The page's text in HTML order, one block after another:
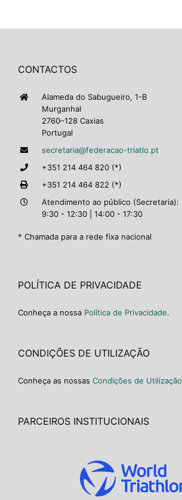
CONTACTOS
Alameda do Sabugueiro, 1-B
Murganhal
2760–128 Caxias
Portugal
secretaria@federacao-triatlo.pt
+351 214 464 820 (*)
+351 214 464 822 (*)
Atendimento ao público (Secretaria):
9:30 - 12:30 | 14:00 - 17:30
* Chamada para a rede fixa nacional
POLÍTICA DE PRIVACIDADE
Conheça a nossa Política de Privacidade.
CONDIÇÕES DE UTILIZAÇÃO
Conheça as nossas Condições de Utilização
PARCEIROS INSTITUCIONAIS